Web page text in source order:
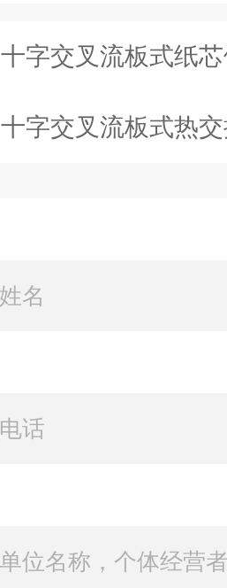
十字交叉流板式纸
十字交叉流板式热交换